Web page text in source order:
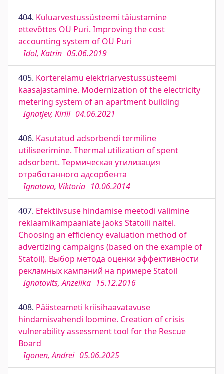
404. Kuluarvestussüsteemi täiustamine
ettevõttes OÜ Puri. Improving the cost
accounting system of OÜ Puri
Idol, Katrin 05.06.2019
405. Korterelamu elektriarvestussüsteemi
kaasajastamine. Modernization of the electricity
metering system of an apartment building
Ignatjev, Kirill 04.06.2021
406. Kasutatud adsorbendi termiline
utiliseerimine. Thermal utilization of spent
adsorbent. Термическая утилизация
отработанного адсорбента
Ignatova, Viktoria 10.06.2014
407. Efektiivsuse hindamise meetodi valimine
reklaamikampaaniate jaoks Statoili näitel.
Choosing an efficiency evaluation method of
advertizing campaigns (based on the example of
Statoil). Выбор метода оценки эффективности
рекламных кампаний на примере Statoil
Ignatovits, Anzelika 15.12.2016
408. Päästeameti kriisihaavatavuse
hindamisvahendi loomine. Creation of crisis
vulnerability assessment tool for the Rescue
Board
Igonen, Andrei 05.06.2025